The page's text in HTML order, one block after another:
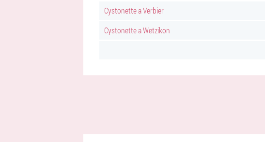
Cystonette a Verbier
Cystonette a Wetzikon